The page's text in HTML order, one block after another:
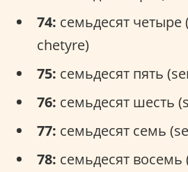
74: семьдесят четыре
chetyre)
75: семьдесят пять
76: семьдесят шесть
77: семьдесят семь
78: семьдесят